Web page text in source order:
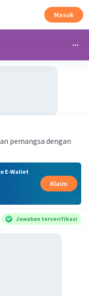
Masuk
pemangsa dengan
E-Wallet
Klaim
Jawaban terverifikasi